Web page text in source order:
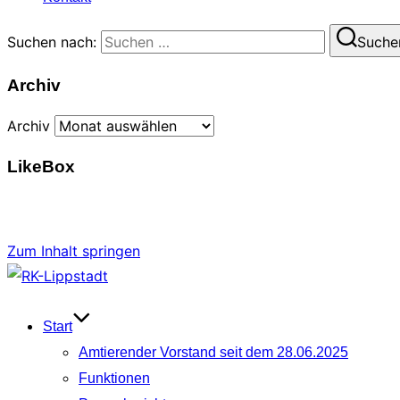
Suchen nach:
Archiv
Archiv
LikeBox
Zum Inhalt springen
Start
Amtierender Vorstand seit dem 28.06.2025
Funktionen